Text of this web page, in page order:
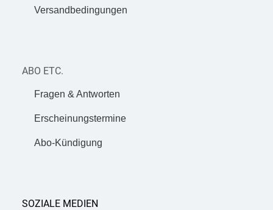
Versandbedingungen
ABO ETC.
Fragen & Antworten
Erscheinungstermine
Abo-Kündigung
SOZIALE MEDIEN